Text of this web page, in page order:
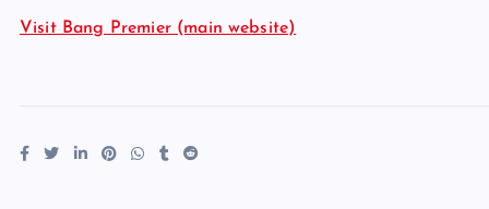
Visit Bang Premier (main website)